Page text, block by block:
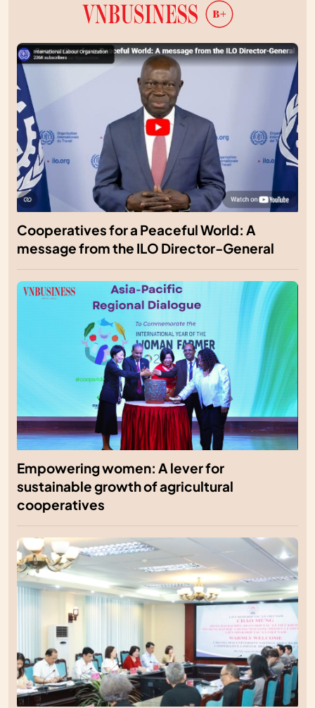
Cooperatives for a Peaceful World: A
message from the ILO Director-General
Empowering women: A lever for
sustainable growth of agricultural
cooperatives